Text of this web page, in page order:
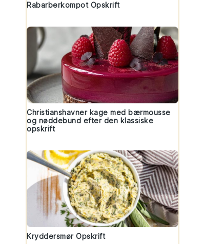
Rabarberkompot Opskrift
Christianshavner kage med bærmousse
og nøddebund efter den klassiske
opskrift
Kryddersmør Opskrift